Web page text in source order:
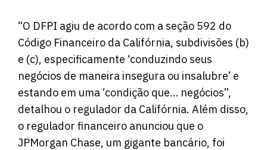
“O DFPI agiu de acordo com a seção 592 do
Código Financeiro da Califórnia, subdivisões (b)
e (c), especificamente ‘conduzindo seus
negócios de maneira insegura ou insalubre’ e
estando em uma ‘condição que… negócios”,
detalhou o regulador da Califórnia. Além disso,
o regulador financeiro anunciou que o
JPMorgan Chase, um gigante bancário, foi